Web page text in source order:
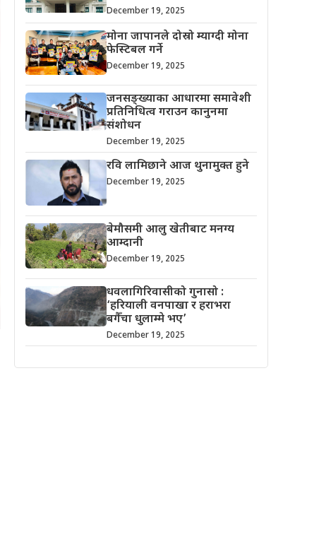
December 19, 2025
मोना जापानले दोस्रो म्याग्दी मोना
फेस्टिबल गर्ने
December 19, 2025
जनसङ्ख्याका आधारमा समावेशी
प्रतिनिधित्व गराउन कानुनमा
संशोधन
December 19, 2025
रवि लामिछाने आज थुनामुक्त हुने
December 19, 2025
बेमौसमी आलु खेतीबाट मनग्य
आम्दानी
December 19, 2025
धवलागिरिवासीको गुनासो :
‘हरियाली वनपाखा र हराभरा
बगैँचा धुलाम्मे भए’
December 19, 2025